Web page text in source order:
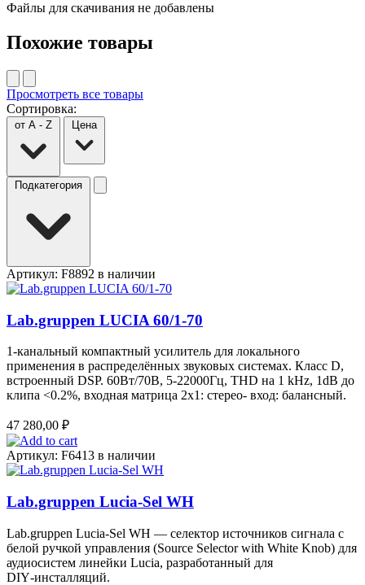
Файлы для скачивания не добавлены
Похожие товары
Просмотреть все товары
Сортировка:
от A - Z Цена
Подкатегория
Артикул: F8892 в наличии
Lab.gruppen LUCIA 60/1-70
1-канальный компактный усилитель для локального
применения в распределённых звуковых системах. Класс D,
встроенный DSP. 60Вт/70В, 5-22000Гц, THD на 1 kHz, 1dB до
клипа <0.2%, входная матрица 2х1: стерео- вход: балансный.
47 280,00 ₽
Артикул: F6413 в наличии
Lab.gruppen Lucia-Sel WH
Lab.gruppen Lucia‑Sel WH — селектор источников сигнала с
белой ручкой управления (Source Selector with White Knob) для
аудиосистем линейки Lucia, разработанный для
DIY‑инсталляций.